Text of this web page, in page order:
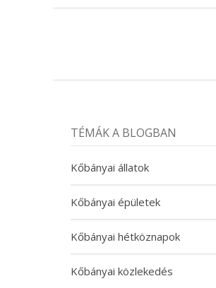
TÉMÁK A BLOGBAN
Kőbányai állatok
Kőbányai épületek
Kőbányai hétköznapok
Kőbányai közlekedés